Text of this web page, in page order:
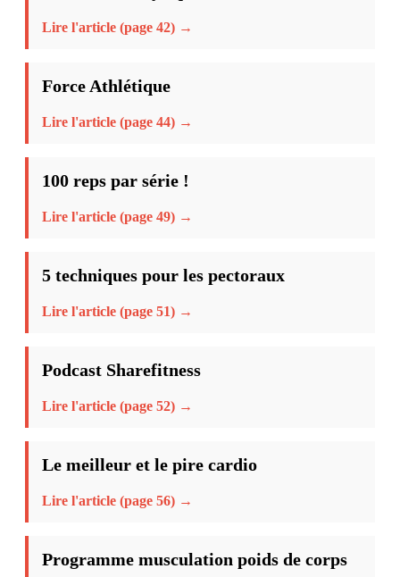
Lire l'article (page 42) →
Force Athlétique
Lire l'article (page 44) →
100 reps par série !
Lire l'article (page 49) →
5 techniques pour les pectoraux
Lire l'article (page 51) →
Podcast Sharefitness
Lire l'article (page 52) →
Le meilleur et le pire cardio
Lire l'article (page 56) →
Programme musculation poids de corps